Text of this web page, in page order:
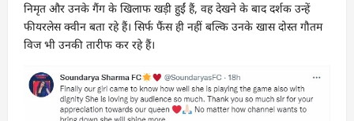
निमृत और उनके गैंग के खिलाफ खड़ी हुईं हैं, वह देखने के बाद दर्शक उन्हें
फीयरलेस क्वीन बता रहे हैं। सिर्फ फैंस ही नहीं बल्कि उनके खास दोस्त गौतम
विज भी उनकी तारीफ कर रहे हैं।